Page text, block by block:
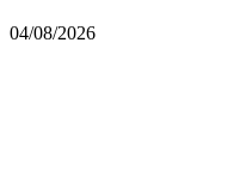
04/08/2026